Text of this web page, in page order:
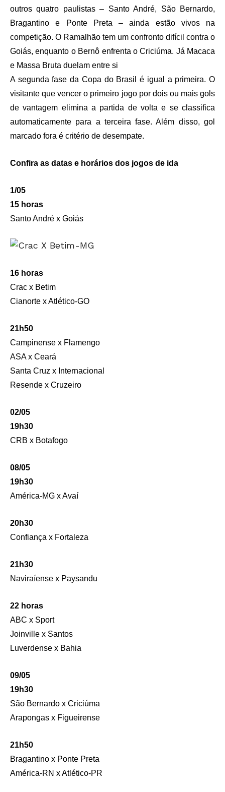
outros quatro paulistas – Santo André, São Bernardo,
Bragantino e Ponte Preta – ainda estão vivos na
competição. O Ramalhão tem um confronto difícil contra o
Goiás, enquanto o Bernô enfrenta o Criciúma. Já Macaca
e Massa Bruta duelam entre si
A segunda fase da Copa do Brasil é igual a primeira. O
visitante que vencer o primeiro jogo por dois ou mais gols
de vantagem elimina a partida de volta e se classifica
automaticamente para a terceira fase. Além disso, gol
marcado fora é critério de desempate.
Confira as datas e horários dos jogos de ida
1/05
15 horas
Santo André x Goiás
16 horas
Crac x Betim
Cianorte x Atlético-GO
21h50
Campinense x Flamengo
ASA x Ceará
Santa Cruz x Internacional
Resende x Cruzeiro
02/05
19h30
CRB x Botafogo
08/05
19h30
América-MG x Avaí
20h30
Confiança x Fortaleza
21h30
Naviraíense x Paysandu
22 horas
ABC x Sport
Joinville x Santos
Luverdense x Bahia
09/05
19h30
São Bernardo x Criciúma
Arapongas x Figueirense
21h50
Bragantino x Ponte Preta
América-RN x Atlético-PR